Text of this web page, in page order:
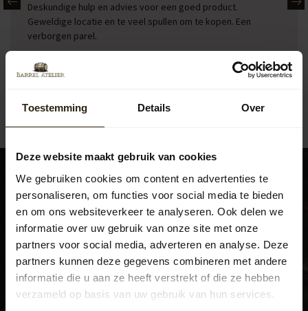
Toestemming Details Over
Deze website maakt gebruik van cookies
We gebruiken cookies om content en advertenties te
personaliseren, om functies voor social media te bieden
en om ons websiteverkeer te analyseren. Ook delen we
informatie over uw gebruik van onze site met onze
partners voor social media, adverteren en analyse. Deze
partners kunnen deze gegevens combineren met andere
informatie die u aan ze heeft verstrekt of die ze hebben
verzameld op basis van uw gebruik van hun services.
Deskundige hulp en advies voor een goed product.
Geweldige locatie en te veel spullen om te kopen. Een
verborgen parel.
Bezoek ook ons experience
center
Beatrixweg 1
8181 LC, Heerde
038 376 0185